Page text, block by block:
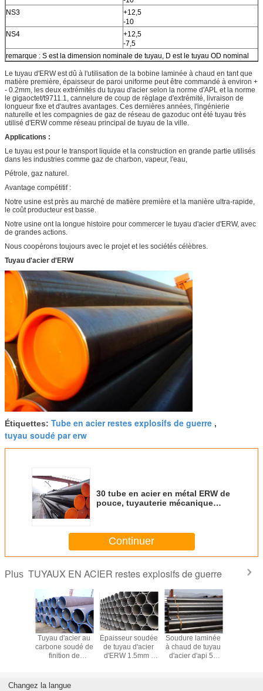
NS3
+12,5
-10
NS4
+12,5
-7,5
remarque : S est la dimension nominale de tuyau, D est le tuyau OD nominal
Le tuyau d'ERW est dû à l'utilisation de la bobine laminée à chaud en tant que
matière première, épaisseur de paroi uniforme peut être commandé à environ +
- 0.2mm, les deux extrémités du tuyau d'acier selon la norme d'APL et la norme
le gigaoctet/t9711.1, cannelure de coup de règlage d'extrémité, livraison de
longueur fixe et d'autres avantages. Ces dernières années, l'ingénierie
naturelle et les compagnies de gaz de réseau de gazoduc ont été tuyau très
utilisé d'ERW comme réseau principal de tuyau de la ville.
Applications :
Le tuyau est pour le transport liquide et la construction en grande partie utilisés
dans les industries comme gaz de charbon, vapeur, l'eau,
Pétrole, gaz naturel.
Avantage compétitif :
Notre usine est près au marché de matière première et la manière ultra-rapide,
le coût producteur est basse.
Notre usine ont la longue histoire pour commercer le tuyau d'acier d'ERW, avec
de grandes actions.
Nous coopérons toujours avec le projet et les sociétés célèbres.
Tuyau d'acier d'ERW
Étiquettes: Tube en acier restes explosifs de guerre ,
tuyau soudé par erw
30 tube en acier en métal ERW de
pouce, tuyauterie mécanique
Continuer
Plus TUYAUX EN ACIER restes explosifs de guerre
la
Tuyau d'acier au
carbone soudé de
finition de
16Mn pour le
Épaisseur soudée
de tuyau d'acier
d'ERW 1.5mm -
Soudure laminée
à chaud de tuyau
d'acier d'api 5L
Changez la langue